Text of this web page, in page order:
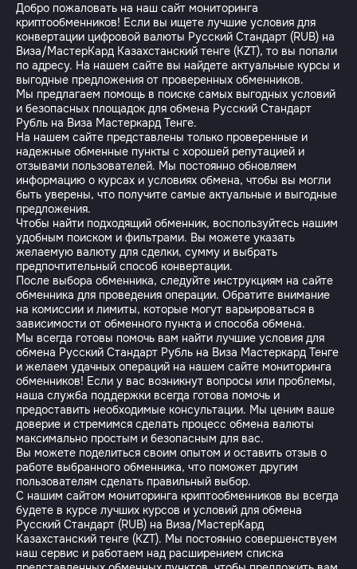
Добро пожаловать на наш сайт мониторинга
криптообменников! Если вы ищете лучшие условия для
конвертации цифровой валюты Русский Стандарт (RUB) на
Виза/МастерКард Казахстанский тенге (KZT), то вы попали
по адресу. На нашем сайте вы найдете актуальные курсы и
выгодные предложения от проверенных обменников.
Мы предлагаем помощь в поиске самых выгодных условий
и безопасных площадок для обмена Русский Стандарт
Рубль на Виза Мастеркард Тенге.
На нашем сайте представлены только проверенные и
надежные обменные пункты с хорошей репутацией и
отзывами пользователей. Мы постоянно обновляем
информацию о курсах и условиях обмена, чтобы вы могли
быть уверены, что получите самые актуальные и выгодные
предложения.
Чтобы найти подходящий обменник, воспользуйтесь нашим
удобным поиском и фильтрами. Вы можете указать
желаемую валюту для сделки, сумму и выбрать
предпочтительный способ конвертации.
После выбора обменника, следуйте инструкциям на сайте
обменника для проведения операции. Обратите внимание
на комиссии и лимиты, которые могут варьироваться в
зависимости от обменного пункта и способа обмена.
Мы всегда готовы помочь вам найти лучшие условия для
обмена Русский Стандарт Рубль на Виза Мастеркард Тенге
и желаем удачных операций на нашем сайте мониторинга
обменников! Если у вас возникнут вопросы или проблемы,
наша служба поддержки всегда готова помочь и
предоставить необходимые консультации. Мы ценим ваше
доверие и стремимся сделать процесс обмена валюты
максимально простым и безопасным для вас.
Вы можете поделиться своим опытом и оставить отзыв о
работе выбранного обменника, что поможет другим
пользователям сделать правильный выбор.
С нашим сайтом мониторинга криптообменников вы всегда
будете в курсе лучших курсов и условий для обмена
Русский Стандарт (RUB) на Виза/МастерКард
Казахстанский тенге (KZT). Мы постоянно совершенствуем
наш сервис и работаем над расширением списка